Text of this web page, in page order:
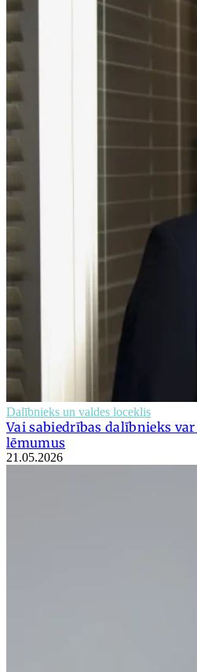
Dalībnieks un valdes loceklis
Vai sabiedrības dalībnieks
lēmumus
21.05.2026